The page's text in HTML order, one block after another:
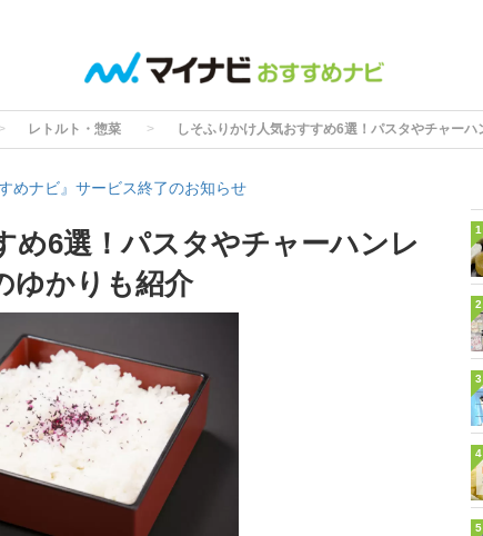
レトルト・惣菜 しそふりかけ人気おすすめ6選！パスタやチャー
めナビ』サービス終了のお知らせ
め6選！パスタやチャーハンレ
ゆかりも紹介
1
2
3
4
5